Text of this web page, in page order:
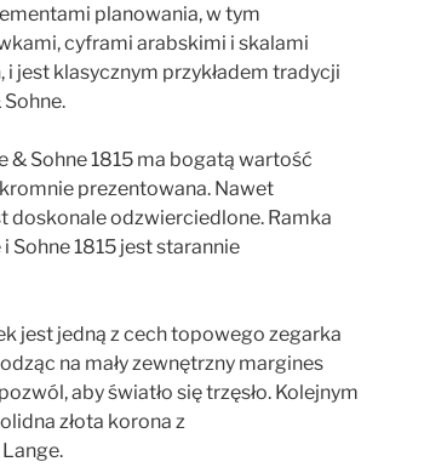
planowania, w tym
cyframi arabskimi i skalami
jest klasycznym przykładem tradycji
& Sohne 1815 ma bogatą wartość
prezentowana. Nawet
doskonale odzwierciedlone. Ramka
Sohne 1815 jest starannie
jest jedną z cech topowego zegarka
na mały zewnętrzny margines
aby światło się trzęsło. Kolejnym
złota korona z